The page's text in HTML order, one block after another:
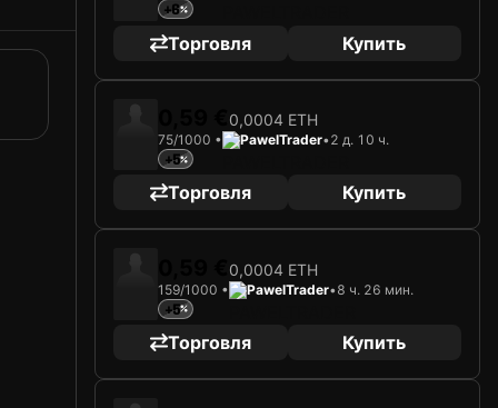
+6
Торговля Купить
0,0004 ETH
75/1000 • PawelTrader•2 д. 10 ч.
+5
Торговля Купить
0,0004 ETH
159/1000 • PawelTrader•8 ч. 26 мин.
+5
Торговля Купить